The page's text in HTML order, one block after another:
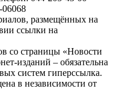
размещённых на
ссылки на
со страницы «Новости
изданий – обязательна
систем гиперссылка.
в независимости от